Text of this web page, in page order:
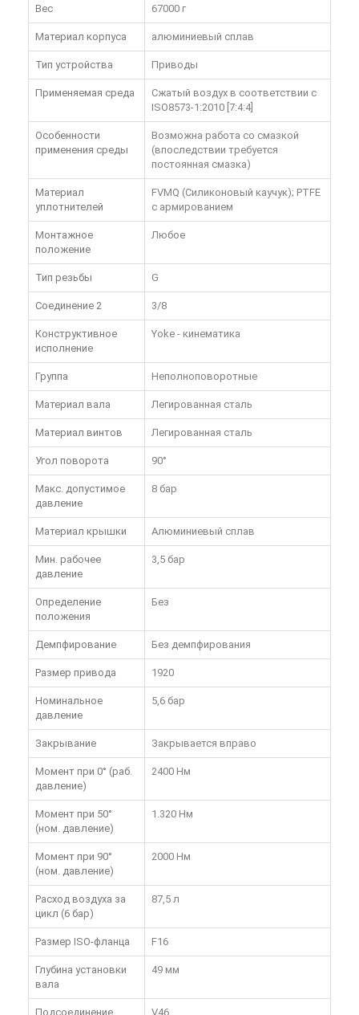
Вес 67000 г
Материал корпуса алюминиевый сплав
Тип устройства Приводы
Применяемая среда
Сжатый воздух в соответствии с
ISO8573-1:2010 [7:4:4]
Особенности
применения среды
Возможна работа со смазкой
(впоследствии требуется
постоянная смазка)
Материал
уплотнителей
FVMQ (Силиконовый каучук); PTFE
с армированием
Монтажное
положение
Любое
Тип резьбы G
Соединение 2 3/8
Конструктивное
исполнение
Yoke - кинематика
Группа Неполноповоротные
Материал вала Легированная сталь
Материал винтов Легированная сталь
Угол поворота 90°
Макс. допустимое
давление
8 бар
Материал крышки Алюминиевый сплав
Мин. рабочее
давление
3,5 бар
Определение
положения
Без
Демпфирование Без демпфирования
Размер привода 1920
Номинальное
давление
5,6 бар
Закрывание Закрывается вправо
Момент при 0° (раб.
давление)
2400 Нм
Момент при 50°
(ном. давление)
1.320 Нм
Момент при 90°
(ном. давление)
2000 Нм
Расход воздуха за
цикл (6 бар)
87,5 л
Размер ISO-фланца F16
Глубина установки
вала
49 мм
Подсоединение V46